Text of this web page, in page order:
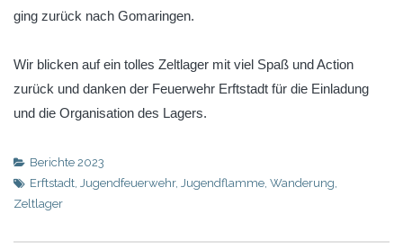
ging zurück nach Gomaringen.
Wir blicken auf ein tolles Zeltlager mit viel Spaß und Action
zurück und danken der Feuerwehr Erftstadt für die Einladung
und die Organisation des Lagers.
Berichte 2023
Erftstadt Jugendfeuerwehr, Jugendflamme Wanderung
Zeltlager